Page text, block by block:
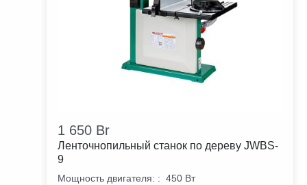
1 650 Br
Ленточнопильный станок по дереву JWBS-
9
Мощность двигателя: : 450 Вт